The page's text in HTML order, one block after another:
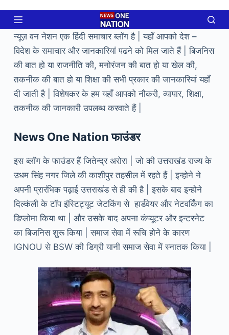
content
न्यूज़ वन नेशन एक हिंदी समाचार ब्लॉग है | यहाँ आपको देश –
विदेश के समाचार और जानकारियां पढने को मिल जाते हैं | बिजनिस
की बात हो या राजनीति की, मनोरंजन की बात हो या खेल की,
तकनीक की बात हो या शिक्षा की सभी प्रकार की जानकारियां यहाँ
दी जाती है | विशेषकर के हम यहाँ आपको नौकरी, व्यापार, शिक्षा,
तकनीक की जानकारी उपलब्ध करवाते हैं |
News One Nation फाउंडर
इस ब्लॉग के फाउंडर हैं जितेन्द्र अरोरा | जो की उत्तराखंड राज्य के
उधम सिंह नगर जिले की काशीपुर तहसील में रहते हैं | इन्होने ने
अपनी प्रारंभिक पढ़ाई उत्तराखंड से ही की है | इसके बाद इन्होने
दिल्कंली के टॉप इंस्टिट्यूट जेटकिंग से हार्डवेयर और नेटवर्किंग का
डिप्लोमा किया था | और उसके बाद अपना कंप्यूटर और इन्टरनेट
का बिजनिस शुरू किया | समाज सेवा में रूचि होने के कारण
IGNOU से BSW की डिग्री यानी समाज सेवा में स्नातक किया |